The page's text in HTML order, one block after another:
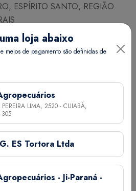
ESPÍRITO SANTO, REGIÃO
ABRIL MAIO JUNHO JULHO
NOVEMBRO
x Plantas 20 x 10
/ g 84
por co 300
1,5K
loja abaixo
meios de pagamento são definidas de
LIMA, 2520 - CUIABÁ,
ES Tortora Ltda
- Ji-Paraná -